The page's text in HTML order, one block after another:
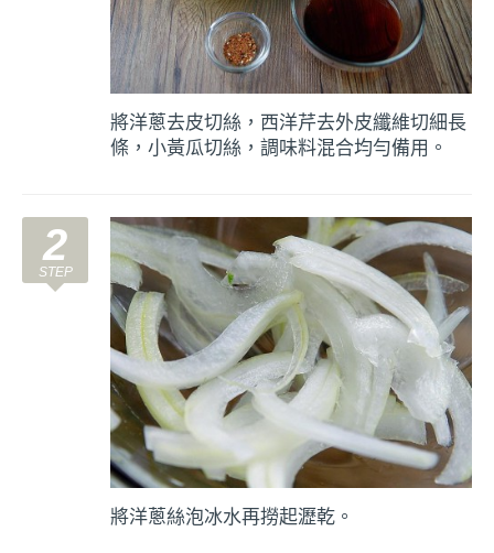
將洋蔥去皮切絲，西洋芹去外皮纖維切細長
條，小黃瓜切絲，調味料混合均勻備用。
2
將洋蔥絲泡冰水再撈起瀝乾。